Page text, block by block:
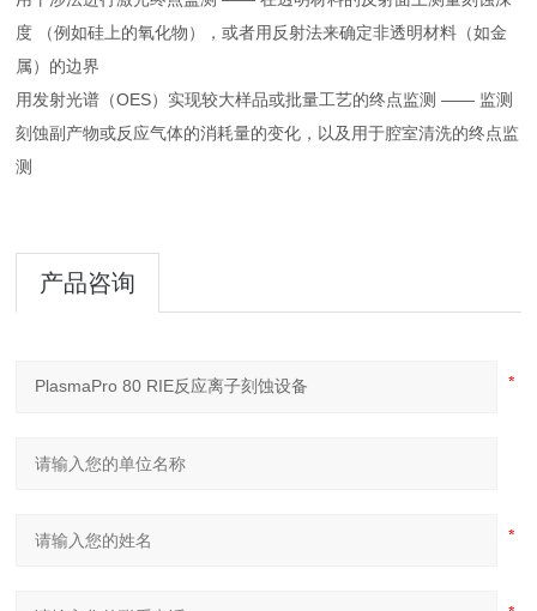
度 （例如硅上的氧化物），或者用反射法来确定非透明材料（如金
属）的边界
用发射光谱（OES）实现较大样品或批量工艺的终点监测 —— 监测
刻蚀副产物或反应气体的消耗量的变化，以及用于腔室清洗的终点监
测
产品咨询